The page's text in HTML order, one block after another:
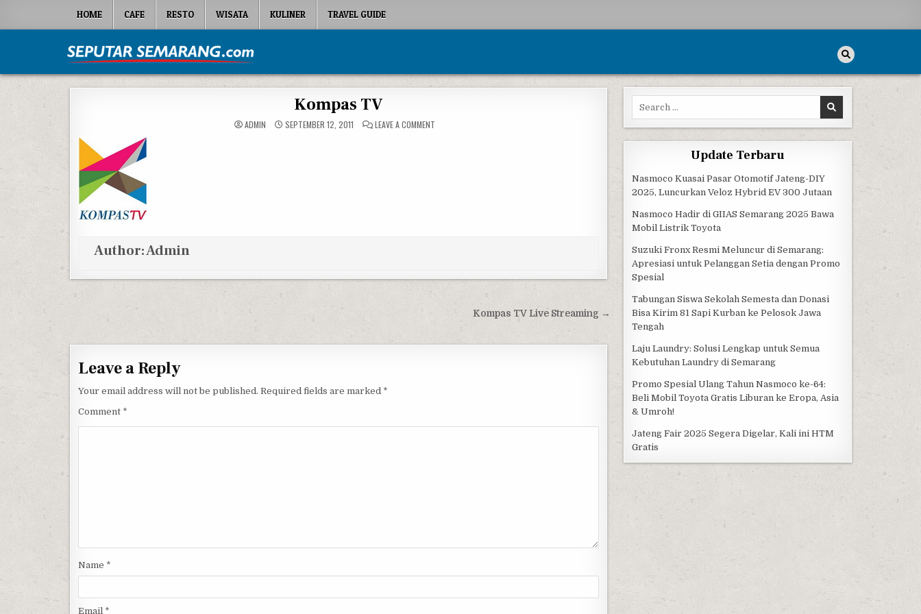
HOME CAFE RESTO WISATA KULINER TRAVEL GUIDE
Seputar Semarang
Kompas TV
ADMIN SEPTEMBER 12, 2011 LEAVE A COMMENT
Author:Admin
Post navigation Kompas TV Live Streaming →
Leave a Reply
Your email address will not be published. Required fields are marked *
Comment *
Name *
Email *
Search for:
Update Terbaru
Nasmoco Kuasai Pasar Otomotif Jateng-DIY
2025, Luncurkan Veloz Hybrid EV 300 Jutaan
Nasmoco Hadir di GIIAS Semarang 2025 Bawa
Mobil Listrik Toyota
Suzuki Fronx Resmi Meluncur di Semarang:
Apresiasi untuk Pelanggan Setia dengan Promo
Spesial
Tabungan Siswa Sekolah Semesta dan Donasi
Bisa Kirim 81 Sapi Kurban ke Pelosok Jawa
Tengah
Laju Laundry: Solusi Lengkap untuk Semua
Kebutuhan Laundry di Semarang
Promo Spesial Ulang Tahun Nasmoco ke-64:
Beli Mobil Toyota Gratis Liburan ke Eropa, Asia
& Umroh!
Jateng Fair 2025 Segera Digelar, Kali ini HTM
Gratis